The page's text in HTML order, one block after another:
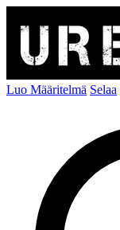
Luo Määritelmä Selaa